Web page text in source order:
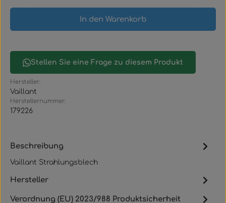
In den Warenkorb
Stellen Sie eine Frage zu diesem Produkt
Hersteller:
Vaillant
Herstellernummer:
179226
Beschreibung
Vaillant Strahlungsblech
Hersteller
Verordnung (EU) 2023/988 Produktsicherheit